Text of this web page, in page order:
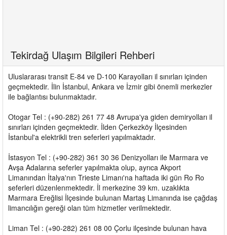
Tekirdağ Ulaşım Bilgileri Rehberi
Uluslararası transit E-84 ve D-100 Karayolları il sınırları içinden
geçmektedir. İlin İstanbul, Ankara ve İzmir gibi önemli merkezler
ile bağlantısı bulunmaktadır.
Otogar Tel : (+90-282) 261 77 48 Avrupa'ya giden demiryolları il
sınırları içinden geçmektedir. İlden Çerkezköy İlçesinden
İstanbul'a elektrikli tren seferleri yapılmaktadır.
İstasyon Tel : (+90-282) 361 30 36 Denizyolları ile Marmara ve
Avşa Adalarına seferler yapılmakta olup, ayrıca Akport
Limanından İtalya'nın Trieste Limanı'na haftada iki gün Ro Ro
seferleri düzenlenmektedir. İl merkezine 39 km. uzaklıkta
Marmara Ereğlisi İlçesinde bulunan Martaş Limanında ise çağdaş
limancılığın gereği olan tüm hizmetler verilmektedir.
Liman Tel : (+90-282) 261 08 00 Çorlu ilçesinde bulunan hava